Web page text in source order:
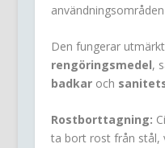
Den fungerar
rengöringsmedel,
badkaroch
Rostborttagning:
ta bort rost från stål,